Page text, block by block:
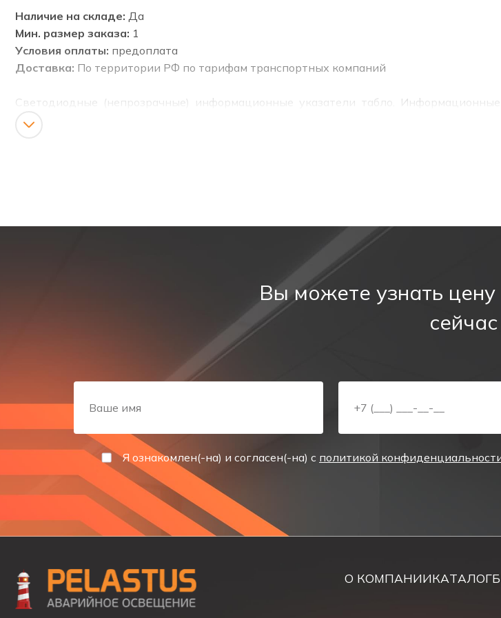
Наличие на складе: Да
Мин. размер заказа: 1
Условия оплаты: предоплата
Доставка: По территории РФ по тарифам транспортных компаний
Светодиодные (непрозрачные) информационные указатели табло.
эвакуации, направления движения, а также для различных информационных целей (не
Ni-Cd
Срок службы аккумулятора, лет 4
Для получения более детальной информации о товаре "Аварийный светильник PL
можете обратившись к менеджерам Компании Pelastus. Узнать подробности и
наличие на складе и другую информацию всегда можно уточнить по телефону
наличие, цену, сроки поставки и свяжутся с Вами в течении рабочего дня.
Вы можете узнать
сейчас
Я ознакомлен(-на) и согласен(-на) с политикой
О КОМПАНИИКАТАЛОГ